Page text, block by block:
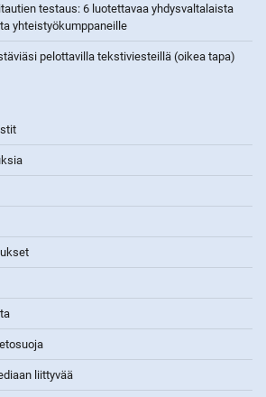
testaus: 6 luotettavaa yhdysvaltalaista
yhteistyökumppaneille
pelottavilla tekstiviesteillä (oikea tapa)
liittyvää